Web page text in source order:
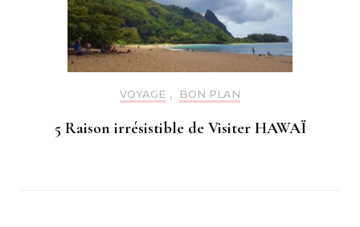
VOYAGE , BON PLAN
5 Raison irrésistible de Visiter HAWAÏ